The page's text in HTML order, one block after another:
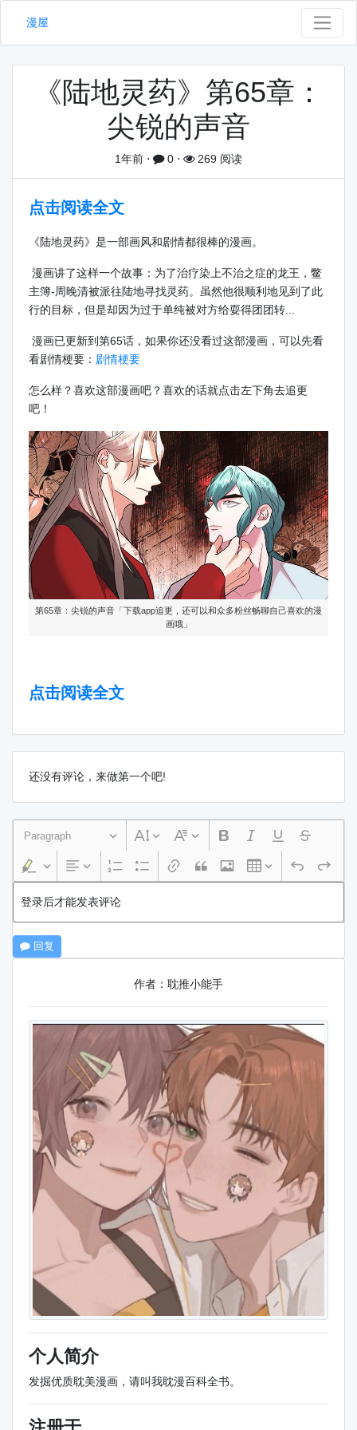
漫屋
《陆地灵药》第65章：
尖锐的声音
1年前 ⋅ 0 ⋅ 269 阅读
点击阅读全文
《陆地灵药》是一部画风和剧情都很棒的漫画。
漫画讲了这样一个故事：为了治疗染上不治之症的龙王，鳖
主簿-周晚清被派往陆地寻找灵药。虽然他很顺利地见到了此
行的目标，但是却因为过于单纯被对方给耍得团团转...
漫画已更新到第65话，如果你还没看过这部漫画，可以先看
看剧情梗要： 剧情梗要
怎么样？喜欢这部漫画吧？喜欢的话就点击左下角去追更
吧！
第65章：尖锐的声音「下载app追更，还可以和众多粉丝畅聊自己喜欢的漫
画哦」
点击阅读全文
还没有评论，来做第一个吧!
Paragraph
登录后才能发表评论
回复
作者：耽推小能手
个人简介
发掘优质耽美漫画，请叫我耽漫百科全书。